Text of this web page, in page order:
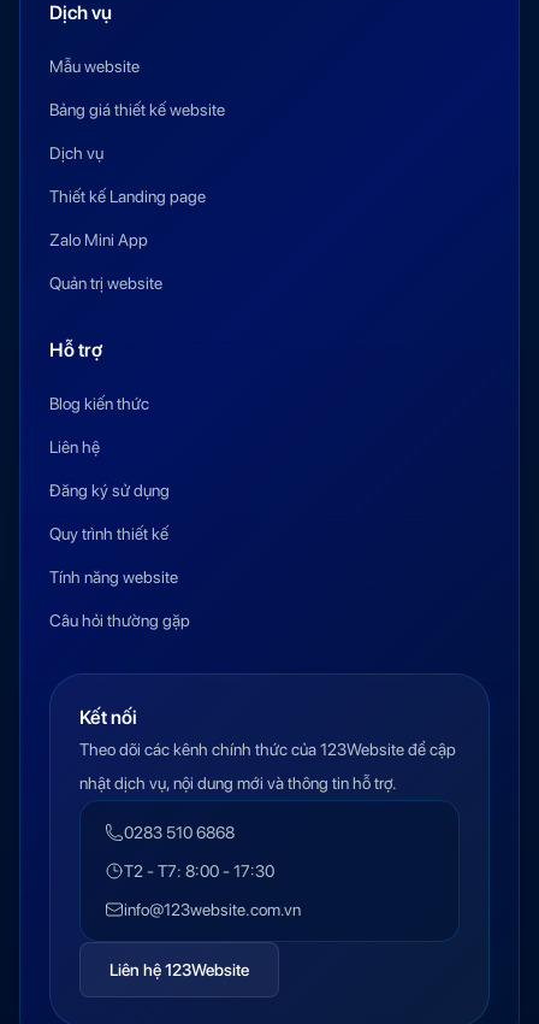
Dịch vụ
Mẫu website
Bảng giá thiết kế website
Dịch vụ
Thiết kế Landing page
Zalo Mini App
Quản trị website
Hỗ trợ
Blog kiến thức
Liên hệ
Đăng ký sử dụng
Quy trình thiết kế
Tính năng website
Câu hỏi thường gặp
Kết nối
Theo dõi các kênh chính thức của 123Website để cập
nhật dịch vụ, nội dung mới và thông tin hỗ trợ.
0283 510 6868
T2 - T7: 8:00 - 17:30
info@123website.com.vn
Liên hệ 123Website